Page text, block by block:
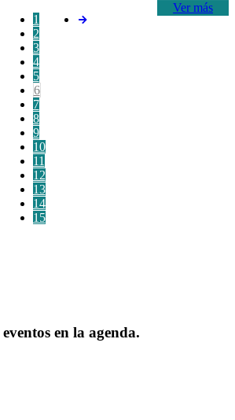
Ver más
1
2
3
4
5
6
7
8
9
10
11
12
13
14
15
en la agenda.